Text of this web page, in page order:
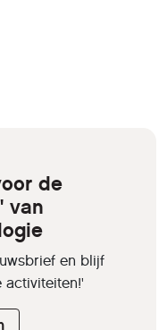
de
van
en blijf
activiteiten!'